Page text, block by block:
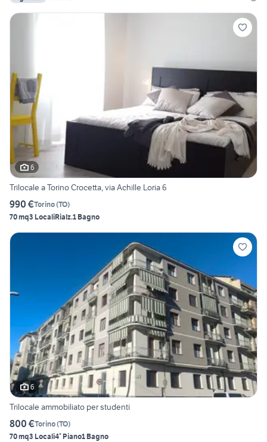
6
Trilocale a Torino Crocetta, via Achille Loria 6
990 €Torino(TO)
70 mq3 LocaliRialz.1 Bagno
6
Trilocale ammobiliato per studenti
800 €Torino(TO)
70 mq3 Locali4° Piano1 Bagno